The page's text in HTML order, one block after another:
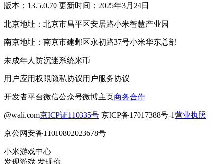
版本：13.5.0.70 更新时间：2025年3月24日
北京地址：北京市昌平区安居路小米智慧产业园
南京地址：南京市建邺区永初路37号小米华东总部
未成年人防沉迷系统米币
用户应用权限隐私协议用户服务协议
开发者平台微信公众号微博主页商务合作
@wali.com京ICP证110335号 京ICP备17017388号-1营业执照
京公网安备11010802023678号
小米游戏中心
发现游戏 发现你